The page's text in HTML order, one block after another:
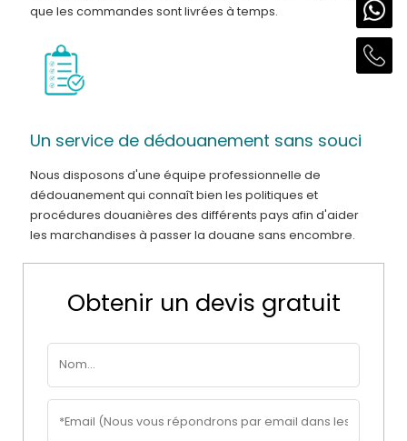
que les commandes sont livrées à temps.
Un service de dédouanement sans souci
Nous disposons d'une équipe professionnelle de
dédouanement qui connaît bien les politiques et
procédures douanières des différents pays afin d'aider
les marchandises à passer la douane sans encombre.
Obtenir un devis gratuit